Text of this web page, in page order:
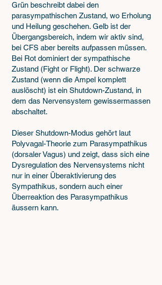
Grün beschreibt dabei den
parasympathischen Zustand, wo Erholung
und Heilung geschehen. Gelb ist der
Übergangsbereich, indem wir aktiv sind,
bei CFS aber bereits aufpassen müssen.
Bei Rot dominiert der sympathische
Zustand (Fight or Flight). Der schwarze
Zustand (wenn die Ampel komplett
auslöscht) ist ein Shutdown-Zustand, in
dem das Nervensystem gewissermassen
abschaltet.
Dieser Shutdown-Modus gehört laut
Polyvagal-Theorie zum Parasympathikus
(dorsaler Vagus) und zeigt, dass sich eine
Dysregulation des Nervensystems nicht
nur in einer Überaktivierung des
Sympathikus, sondern auch einer
Überreaktion des Parasympathikus
äussern kann.